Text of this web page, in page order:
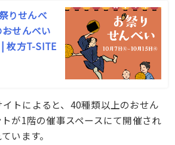
りせんべ
せんべい
枚方T-SITE
トによると、40種類以上のおせん
が1階の催事スペースにて開催され
います。